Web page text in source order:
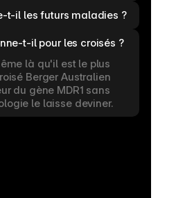
t-il les futurs maladies ?
t-il pour les croisés ?
là qu'il est le plus
Berger Australien
du gène MDR1 sans
le laisse deviner.